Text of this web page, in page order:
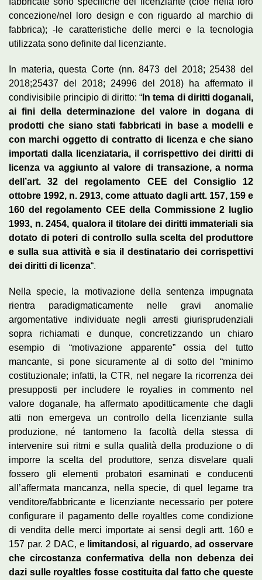
concezione/nel loro design e con riguardo al marchio di
fabbrica); -le caratteristiche delle merci e la tecnologia
utilizzata sono definite dal licenziante.
In materia, questa Corte (nn. 8473 del 2018; 25438 del
2018;25437 del 2018; 24996 del 2018) ha affermato il
condivisibile principio di diritto: “ In tema di diritti doganali,
ai fini della determinazione del valore in dogana di
prodotti che siano stati fabbricati in base a modelli e
con marchi oggetto di contratto di licenza e che siano
importati dalla licenziataria, il corrispettivo dei diritti di
licenza va aggiunto al valore di transazione, a norma
dell’art. 32 del regolamento CEE del Consiglio 12
ottobre 1992, n. 2913, come attuato dagli artt. 157, 159 e
160 del regolamento CEE della Commissione 2 luglio
1993, n. 2454, qualora il titolare dei diritti immateriali sia
dotato di poteri di controllo sulla scelta del produttore
e sulla sua attività e sia il destinatario dei corrispettivi
dei diritti di licenza“.
Nella specie, la motivazione della sentenza impugnata
rientra paradigmaticamente nelle gravi anomalie
argomentative individuate negli arresti giurisprudenziali
sopra richiamati e dunque, concretizzando un chiaro
esempio di “motivazione apparente” ossia del tutto
mancante, si pone sicuramente al di sotto del “minimo
costituzionale; infatti, la CTR, nel negare la ricorrenza dei
presupposti per includere le royalies in commento nel
valore doganale, ha affermato apoditticamente che dagli
atti non emergeva un controllo della licenziante sulla
produzione, né tantomeno la facoltà della stessa di
intervenire sui ritmi e sulla qualità della produzione o di
imporre la scelta del produttore, senza disvelare quali
fossero gli elementi probatori esaminati e conducenti
all’affermata mancanza, nella specie, di quel legame tra
venditore/fabbricante e licenziante necessario per potere
configurare il pagamento delle royaltles come condizione
di vendita delle merci importate ai sensi degli artt. 160 e
157 par. 2 DAC, e limitandosi, al riguardo, ad osservare
che circostanza confermativa della non debenza dei
dazi sulle royaltles fosse costituita dal fatto che queste